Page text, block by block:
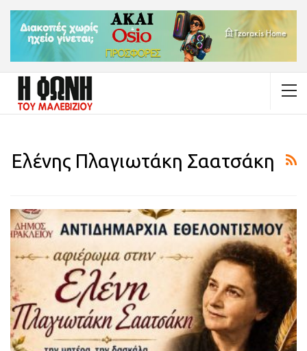
Ελένης Πλαγιωτάκη Σαατσάκη